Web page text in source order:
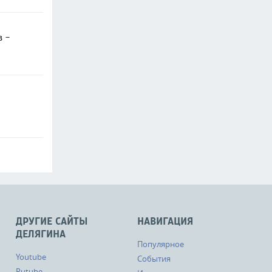
-
НАВИГАЦИЯ
Популярное
События
ДРУГИЕ САЙТЫ
ДЕЛЯГИНА
Youtube